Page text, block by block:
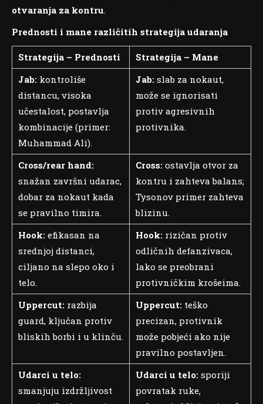
otvaranja za kontru.
Prednosti i mane različitih strategija udaranja
Strategija – Prednosti
Strategija – Mane
Jab: kontroliše
distancu, visoka
učestalost, postavlja
kombinacije (primer:
Muhammad Ali).
Jab: slab za nokaut,
može se ignorisati
protiv agresivnih
protivnika.
Cross/rear hand:
snažan završni udarac,
dobar za nokaut kada
se pravilno timira.
Cross: ostavlja otvor za
kontru i zahteva balans;
Tysonov primer zahteva
blizinu.
Hook: efikasan na
srednjoj distanci,
ciljano na slepo oko i
telo.
Hook: rizičan protiv
odličnih defanzivaca,
lako se preobrani
protivničkim krošeima.
Uppercut: razbija
guard, ključan protiv
bliskih borbi i u klinču.
Uppercut: teško
precizan, protivnik
može pobjeći ako nije
pravilno postavljen.
Udarci u telo:
smanjuju izdržljivost
Udarci u telo: sporiji
povratak ruke,